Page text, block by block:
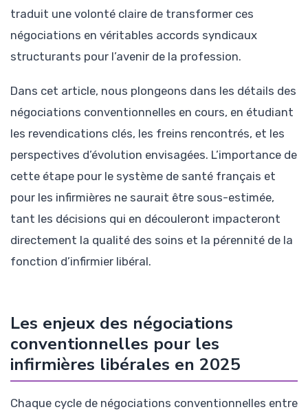
traduit une volonté claire de transformer ces
négociations en véritables accords syndicaux
structurants pour l’avenir de la profession.
Dans cet article, nous plongeons dans les détails des
négociations conventionnelles en cours, en étudiant
les revendications clés, les freins rencontrés, et les
perspectives d’évolution envisagées. L’importance de
cette étape pour le système de santé français et
pour les infirmières ne saurait être sous-estimée,
tant les décisions qui en découleront impacteront
directement la qualité des soins et la pérennité de la
fonction d’infirmier libéral.
Les enjeux des négociations
conventionnelles pour les
infirmières libérales en 2025
Chaque cycle de négociations conventionnelles entre